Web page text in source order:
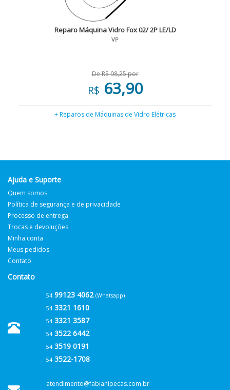
Reparo Máquina Vidro Fox 02/ 2P LE/LD
VP
De R$ 98,25 por
R$ 63,90
+ Reparos de Máquinas de Vidro Elétricas
Ajuda e Suporte
Quem somos
Política de segurança e de privacidade
Processo de entrega
Trocas e devoluções
Minha conta
Meus pedidos
Contato
Contato
5499123 4062 (Whatsapp)
543321 1610
543321 3587
543522 6442
543519 0191
543522-1708
atendimento@fabianipecas.com.br